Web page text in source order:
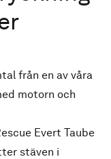
från en av våra
motorn och
Evert Taube
stäven i